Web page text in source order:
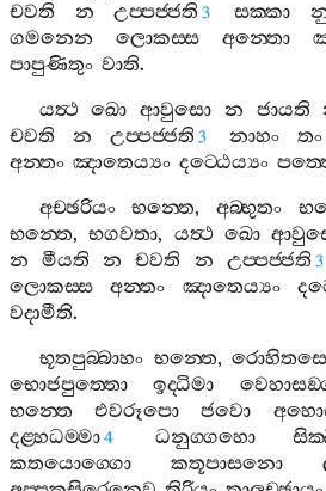
චවති
න උප‍්පජ‍්ජති 3 සක‍්කා
ගමනෙන
ලොකස‍්ස අන‍්තො
පාපුණිතුං වාති.
යත්‍ථ ඛො ආවුසො න ජායති
චවති
න උප‍්පජ‍්ජති 3 නාහං තං
අන‍්තං ඤාතෙය්‍යං දට‍්ඨෙය්‍යං
අච‍්ඡරියං
භන‍්තෙ,අබ‍්භුතං
භන‍්තෙ,භගවතා, යත්‍ථ ඛො
න
මීයති න චවති න උප‍්පජ‍්ජති 3
ලොකස‍්ස
අන‍්තං ඤාතෙය්‍යං
වදාමීති.
භූතපුබ‍්බාහං භන‍්තෙ,
භොජපුත‍්තො
ඉද‍්ධිමා
භන‍්තෙ
එවරූපො ජවො
දළ‍්හධම‍්මා4 ධනුග‍්ගහො
කතයොග‍්ගො
කතූපාසනො